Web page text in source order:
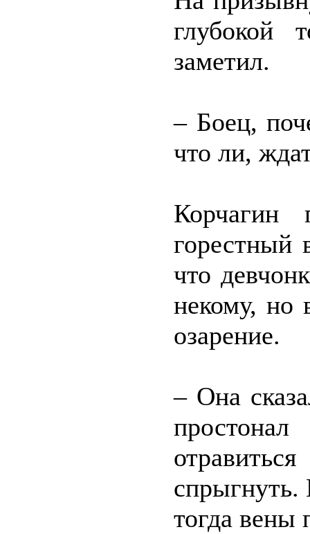
глубокой
заметил.
– Боец,
что ли,
Корчагин
горестный
что
некому, но
озарение.
– Она
спрыгнуть.
тогда вены